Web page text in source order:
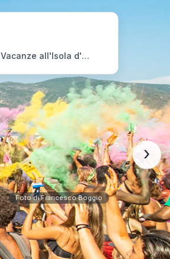
Vacanze all'Isola d'Elba
Foto di Francesco Boggio
›